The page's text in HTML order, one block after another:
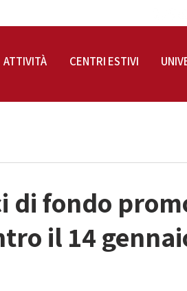
di fondo
il 14
ATTIVITÀ CENTRI ESTIVI